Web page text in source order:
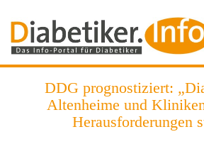
DDG prognostiziert:
Altenheime und
Herausforderungen